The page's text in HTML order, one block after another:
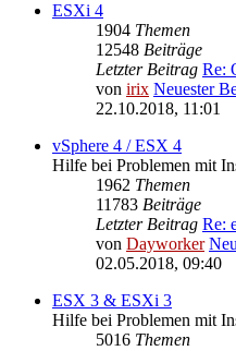
ESXi 4
1904 Themen
12548 Beiträge
Letzter Beitrag Re:
von irix Neuester
22.10.2018, 11:01
vSphere 4 / ESX 4
Hilfe bei Problemen mit
1962 Themen
11783 Beiträge
Letzter Beitrag Re:
von Dayworker
02.05.2018, 09:40
ESX 3 & ESXi 3
Hilfe bei Problemen mit
5016 Themen